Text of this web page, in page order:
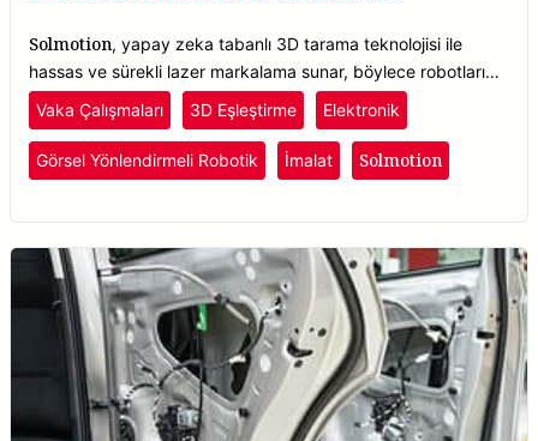
Solmotion, yapay zeka tabanlı 3D tarama teknolojisi ile
hassas ve sürekli lazer markalama sunar, böylece robotların
parçaları gerçek zamanlı olarak konumlandırarak nesneleri
doğru bir şekilde tanıyıp işaretlemesini sağlar.
Vaka Çalışmaları 3D Eşleştirme Elektronik
Görsel Yönlendirmeli Robotik İmalat Solmotion